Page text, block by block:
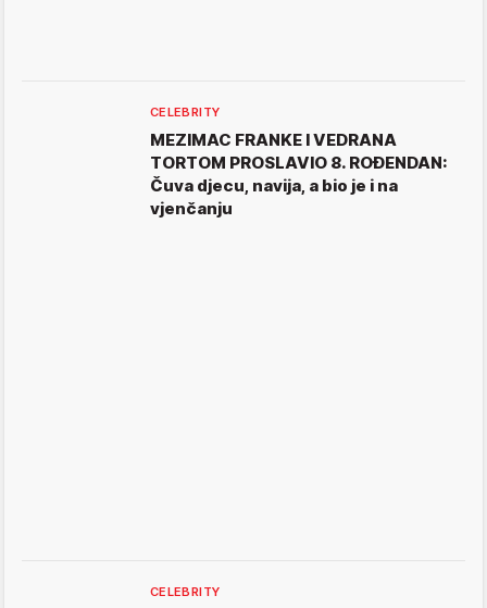
CELEBRITY
MEZIMAC FRANKE I VEDRANA
TORTOM PROSLAVIO 8. ROĐENDAN:
Čuva djecu, navija, a bio je i na
vjenčanju
CELEBRITY